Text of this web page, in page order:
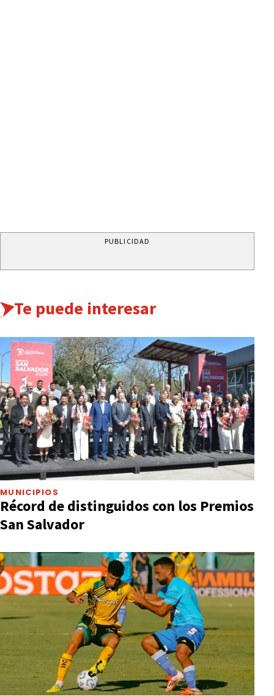
PUBLICIDAD
Te puede interesar
MUNICIPIOS
Récord de distinguidos con los Premios
San Salvador